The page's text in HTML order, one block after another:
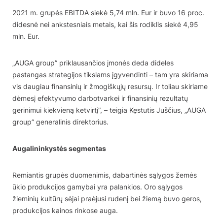
2021 m. grupės EBITDA siekė 5,74 mln. Eur ir buvo 16 proc.
didesnė nei ankstesniais metais, kai šis rodiklis siekė 4,95
mln. Eur.
„AUGA group” priklausančios įmonės deda dideles
pastangas strategijos tikslams įgyvendinti – tam yra skiriama
vis daugiau finansinių ir žmogiškųjų resursų. Ir toliau skiriame
dėmesį efektyvumo darbotvarkei ir finansinių rezultatų
gerinimui kiekvieną ketvirtį”, – teigia Kęstutis Juščius, „AUGA
group” generalinis direktorius.
Augalininkystės segmentas
Remiantis grupės duomenimis, dabartinės sąlygos žemės
ūkio produkcijos gamybai yra palankios. Oro sąlygos
žieminių kultūrų sėjai praėjusi rudenį bei žiemą buvo geros,
produkcijos kainos rinkose auga.